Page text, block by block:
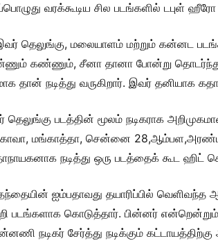
வரக்கூடிய சில படங்களில் டபுள்
தெலுங்கு, மலையாளம் மற்றும் கன்னட
கண்ணும், சீனா தானா போன்று
தான் நடித்து வருகிறார். இவர் தனியாக
தெலுங்கு படத்தின் மூலம் நடிகராக
மங்காத்தா, சென்னை
நடித்து ஒரு படத்தைக் கூட ஹிட்
ஐம்பதாவது தயாரிப்பில்
படங்களாக கொடுத்தார். பின்னர்
நடிகர் சேர்த்து நடிக்கும் கட்டாயத்திற்கு